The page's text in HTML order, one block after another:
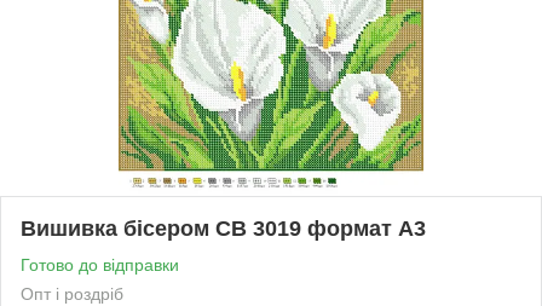
Вишивка бісером СВ 3019 формат А3
Готово до відправки
Опт і роздріб